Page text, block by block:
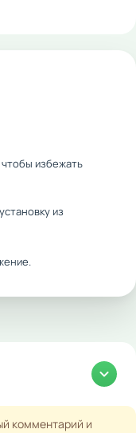
избежать
из
комментарий и